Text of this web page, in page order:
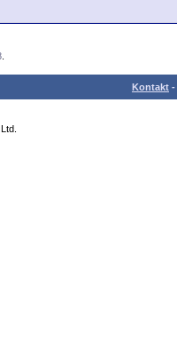
Kontakt -